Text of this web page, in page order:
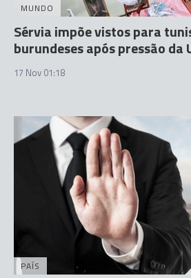
MUNDO
Sérvia impõe vistos para
burundeses após pressão da
17 Nov 01:18
PAÍS